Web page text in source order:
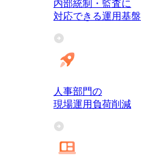
内部統制・監査に
対応できる運用基盤
人事部門の
現場運用負荷削減